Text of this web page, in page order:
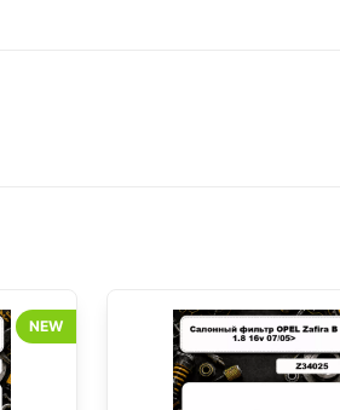
NEW